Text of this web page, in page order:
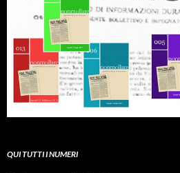
QUI TUTTI I NUMERI